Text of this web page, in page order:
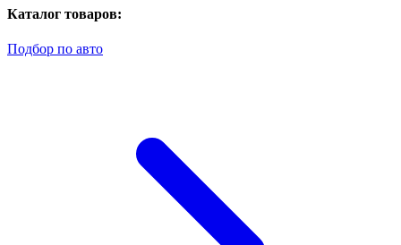
Каталог товаров:
Подбор по авто